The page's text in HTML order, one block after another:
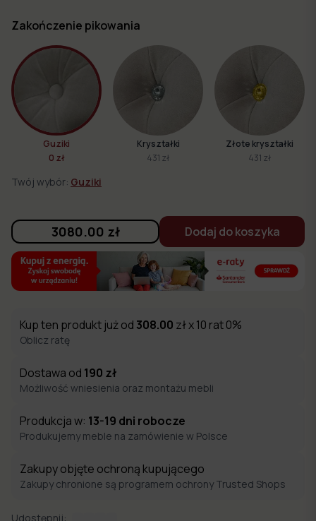
Zakończenie pikowania
Guziki
0 zł
Kryształki
431 zł
Złote kryształki
431 zł
Twój wybór: Guziki
3080.00 zł Dodaj do koszyka
Kup ten produkt już od 308.00 zł x 10 rat 0%
Oblicz ratę
Dostawa od 190 zł
Możliwość wniesienia oraz montażu mebli
Produkcja w: 13-19 dni robocze
Produkujemy meble na zamówienie w Polsce
Zakupy objęte ochroną kupującego
Zakupy chronione są programem ochrony Trusted Shops
Udostępnij: